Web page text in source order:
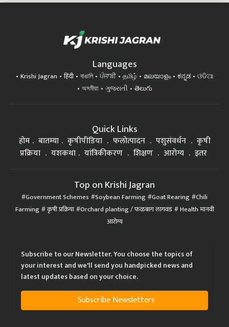
Languages
Krishi Jagran हिंदी বাঙালি ਪੰਜਾਬੀ தமிழ் മലയാളം ಕನ್ನಡ
ଓଡିଆ
অসমীয়া
ગુજરાતી తెలుగు
Quick Links
होम बातम्या कृषीपीडिया फलोत्पादन पशुसंवर्धन
कृषी
प्रक्रिया
यशकथा यांत्रिकीकरण शिक्षण आरोग्य इतर
Top on Krishi Jagran
Government Schemes Soybean Farming Goat Rearing Chili
Farming कृषी प्रक्रिया Orchard planting / फळबाग लागवड Health मानवी
आरोग्य
Subscribe to our Newsletter. You choose the topics of
your interest and we'll send you handpicked news and
latest updates based on your choice.
Subscribe Newsletters